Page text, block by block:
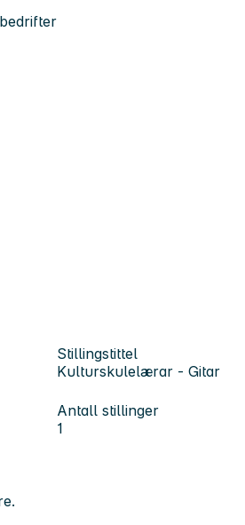
Stillingstittel
Kulturskulelærar - Gitar
Antall stillinger
1